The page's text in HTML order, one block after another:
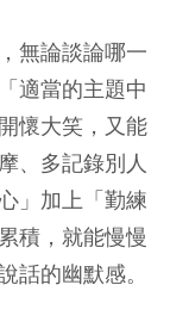
無論談論哪一
適當的主題中
懷大笑，又能
、多記錄別人
」加上「勤練
積，就能慢慢
話的幽默感。